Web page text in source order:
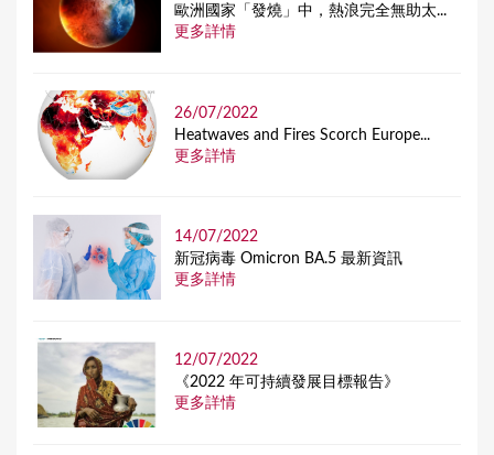
歐洲國家「發燒」中，熱浪完全無助太...
更多詳情
26/07/2022
Heatwaves and Fires Scorch Europe...
更多詳情
14/07/2022
新冠病毒 Omicron BA.5 最新資訊
更多詳情
12/07/2022
《2022 年可持續發展目標報告》
更多詳情